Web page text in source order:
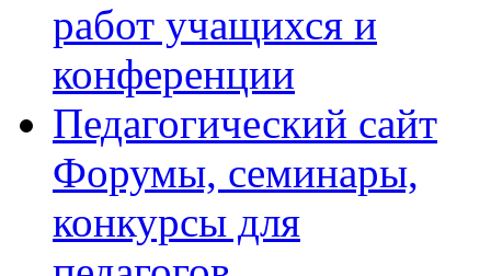
работ учащихся и
конференции
Педагогический сайт
Форумы, семинары,
конкурсы для